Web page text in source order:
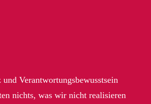
und Verantwortungsbewusstsein
nichts, was wir nicht realisieren